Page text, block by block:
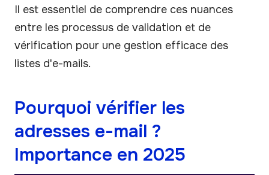
Il est essentiel de comprendre ces nuances
entre les processus de validation et de
vérification pour une gestion efficace des
listes d'e-mails.
Pourquoi vérifier les
adresses e-mail ?
Importance en 2025